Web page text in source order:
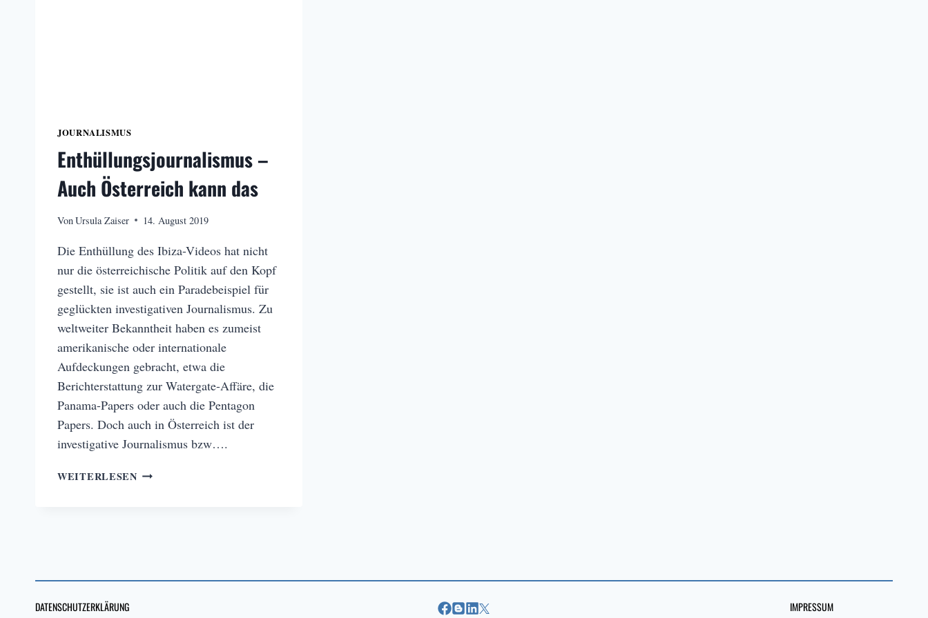
JOURNALISMUS
Enthüllungsjournalismus –
Auch Österreich kann das
VonUrsula Zaiser 14. August 2019
Die Enthüllung des Ibiza-Videos hat nicht
nur die österreichische Politik auf den Kopf
gestellt, sie ist auch ein Paradebeispiel für
geglückten investigativen Journalismus. Zu
weltweiter Bekanntheit haben es zumeist
amerikanische oder internationale
Aufdeckungen gebracht, etwa die
Berichterstattung zur Watergate-Affäre, die
Panama-Papers oder auch die Pentagon
Papers. Doch auch in Österreich ist der
investigative Journalismus bzw….
WEITERLESENENTHÜLLUNGSJOURNALISMUS
DATENSCHUTZERKLÄRUNG IMPRESSUM